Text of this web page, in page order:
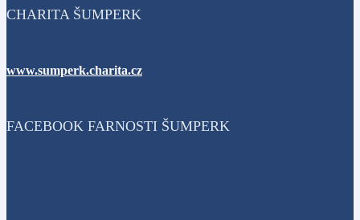
CHARITA ŠUMPERK
www.sumperk.charita.cz
FACEBOOK FARNOSTI ŠUMPERK